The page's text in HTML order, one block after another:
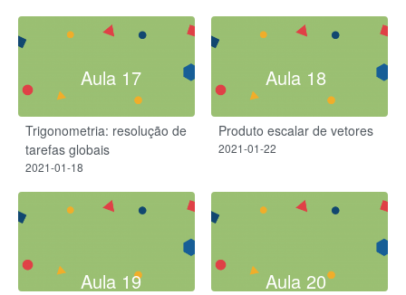
Aula 17
Trigonometria: resolução de
tarefas globais
2021-01-18
Aula 18
Produto escalar de vetores
2021-01-22
Aula 19 Aula 20